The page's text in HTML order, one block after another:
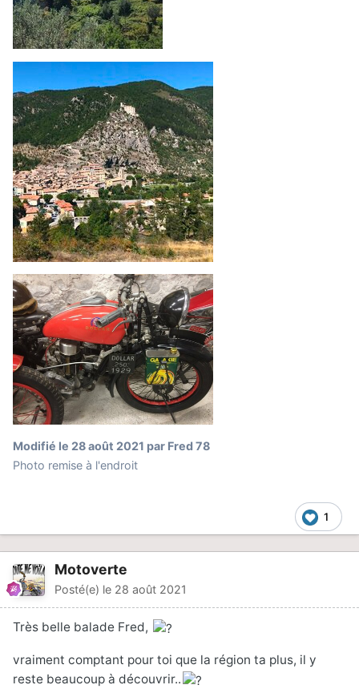
Modifié le 28 août 2021 par Fred 78
Photo remise à l'endroit
1
Motoverte
Posté(e) le 28 août 2021
Très belle balade Fred,
vraiment comptant pour toi que la région ta plus, il y
reste beaucoup à découvrir..